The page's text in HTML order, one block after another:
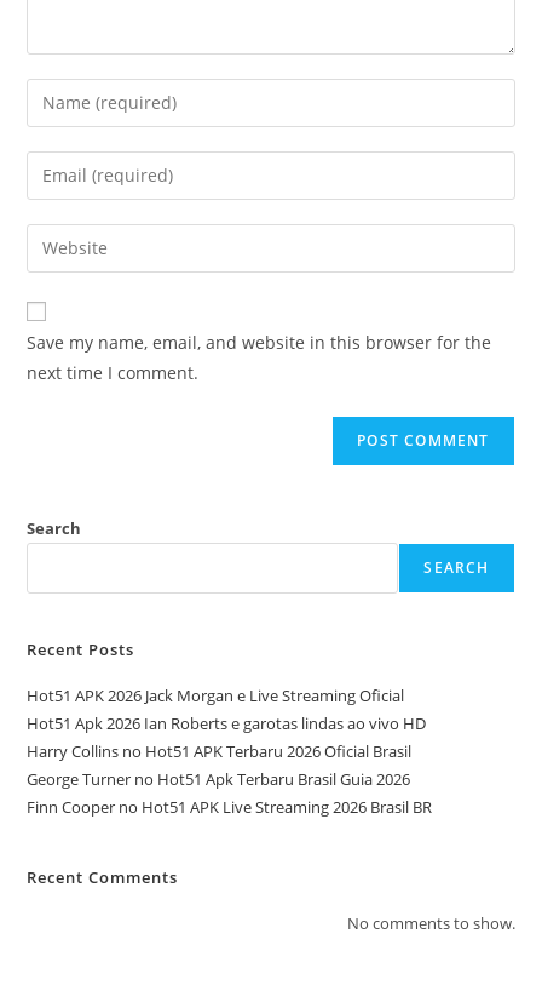
Save my name, email, and website in this browser for the
next time I comment.
Search
SEARCH
Recent Posts
Hot51 APK 2026 Jack Morgan e Live Streaming Oficial
Hot51 Apk 2026 Ian Roberts e garotas lindas ao vivo HD
Harry Collins no Hot51 APK Terbaru 2026 Oficial Brasil
George Turner no Hot51 Apk Terbaru Brasil Guia 2026
Finn Cooper no Hot51 APK Live Streaming 2026 Brasil BR
Recent Comments
No comments to show.